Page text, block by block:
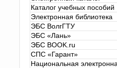
Каталог учебных пособий
Электронная библиотека
ЭБС ВолгГТУ
ЭБС «Лань»
ЭБС BOOK.ru
СПС «Гарант»
Национальная